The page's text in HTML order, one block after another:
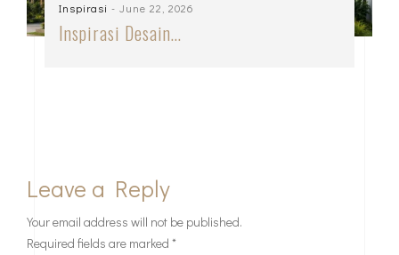
Inspirasi - June 22, 2026
Inspirasi Desain…
Leave a Reply
Your email address will not be published.
Required fields are marked *